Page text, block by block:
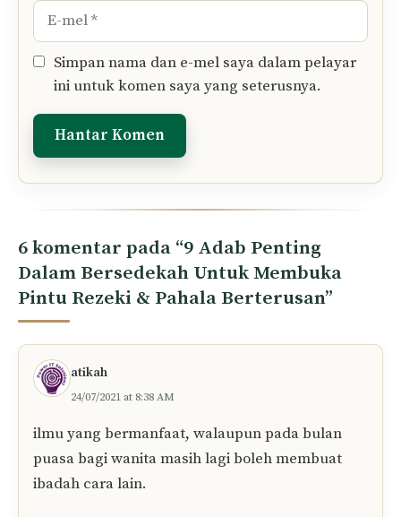
E-
mel
Simpan nama dan e-mel saya dalam pelayar
ini untuk komen saya yang seterusnya.
6 komentar pada “9 Adab Penting
Dalam Bersedekah Untuk Membuka
Pintu Rezeki & Pahala Berterusan”
atikah
24/07/2021 at 8:38 AM
ilmu yang bermanfaat, walaupun pada bulan
puasa bagi wanita masih lagi boleh membuat
ibadah cara lain.